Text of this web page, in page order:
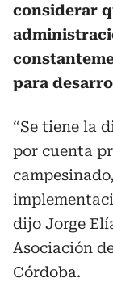
considerar
para
“Se tiene la
por cuenta
dijo Jorge
Asociación
Córdoba.